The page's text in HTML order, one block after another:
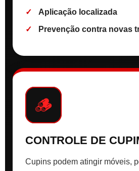
Aplicação localizada
Prevenção contra novas
🪵
CONTROLE DE
Cupins podem atingir móveis,